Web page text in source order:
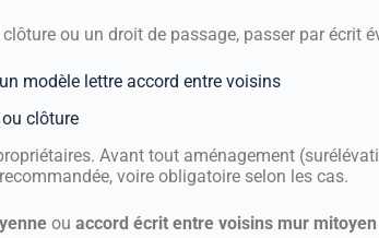
ou un droit de passage, passer par écrit
modèle lettre accord entre voisins
clôture
Avant tout aménagement
voire obligatoire selon les cas.
ou accord écrit entre voisins mur mitoyen